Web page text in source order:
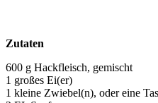
Zutaten
600 g Hackfleisch, gemischt
1 großes Ei(er)
1 kleine Zwiebel(n), oder eine